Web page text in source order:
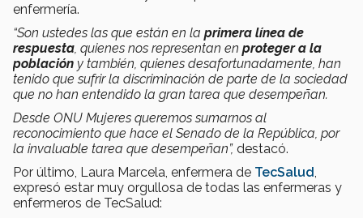
enfermería.
“Son ustedes las que están en la primera línea de
respuesta, quienes nos representan en proteger a la
población y también, quienes desafortunadamente, han
tenido que sufrir la discriminación de parte de la sociedad
que no han entendido la gran tarea que desempeñan.
Desde ONU Mujeres queremos sumarnos al
reconocimiento que hace el Senado de la República, por
la invaluable tarea que desempeñan”, destacó.
Por último, Laura Marcela, enfermera de TecSalud,
expresó estar muy orgullosa de todas las enfermeras y
enfermeros de TecSalud: